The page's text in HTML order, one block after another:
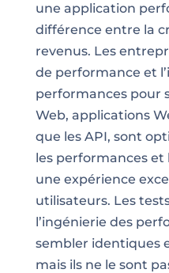
une application
différence entre la
revenus. Les
de performance et
performances pour
Web, applications
que les API, sont
les performances
une expérience
utilisateurs. Les
l’ingénierie des
sembler identiques
mais ils ne le sont